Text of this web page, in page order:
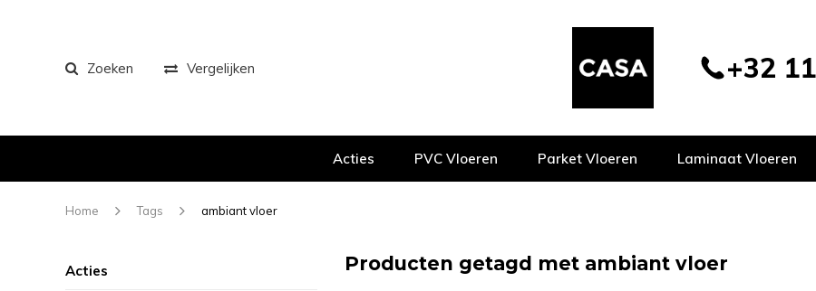
Zoeken Vergelijken +32
Acties PVC Vloeren Parket Vloeren Laminaat Vloeren
Home Tags ambiant vloer
Acties Producten getagd met ambiant vloer